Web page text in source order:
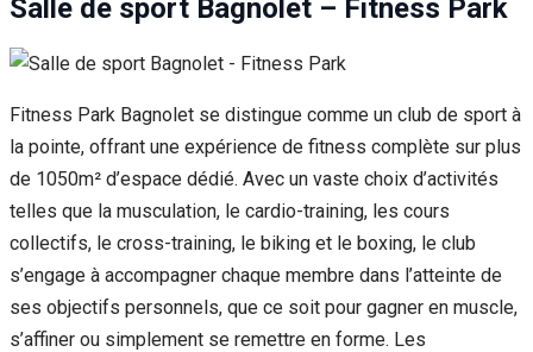
Salle de sport Bagnolet – Fitness Park
Fitness Park Bagnolet se distingue comme un club de sport à
la pointe, offrant une expérience de fitness complète sur plus
de 1050m² d’espace dédié. Avec un vaste choix d’activités
telles que la musculation, le cardio-training, les cours
collectifs, le cross-training, le biking et le boxing, le club
s’engage à accompagner chaque membre dans l’atteinte de
ses objectifs personnels, que ce soit pour gagner en muscle,
s’affiner ou simplement se remettre en forme. Les